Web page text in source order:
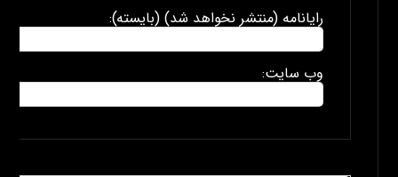
رایانامه (منتشر نخواهد شد) (بایسته):
وب سایت: